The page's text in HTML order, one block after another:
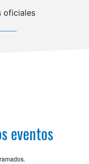
oficiales
eventos